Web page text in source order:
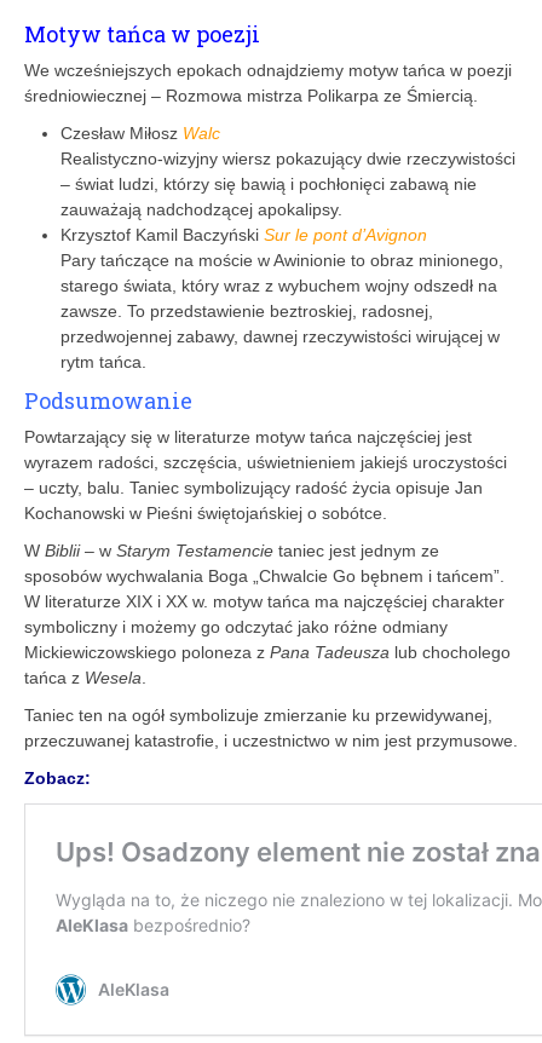
Motyw tańca w poezji
We wcześniejszych epokach odnajdziemy motyw tańca w poezji
średniowiecznej – Rozmowa mistrza Polikarpa ze Śmiercią.
Czesław Miłosz Walc
Realistyczno-wizyjny wiersz pokazujący dwie rzeczywistości
– świat ludzi, którzy się bawią i pochłonięci zabawą nie
zauważają nadchodzącej apokalipsy.
Krzysztof Kamil Baczyński Sur le pont d’Avignon
Pary tańczące na moście w Awinionie to obraz minionego,
starego świata, który wraz z wybuchem wojny odszedł na
zawsze. To przedstawienie beztroskiej, radosnej,
przedwojennej zabawy, dawnej rzeczywistości wirującej w
rytm tańca.
Podsumowanie
Powtarzający się w literaturze motyw tańca najczęś­ciej jest
wyrazem radości, szczęścia, uświetnieniem jakiejś uroczystości
– uczty, balu. Taniec symbolizujący radość życia opisuje Jan
Kochanowski w Pieśni świętojańskiej o sobótce.
W Biblii– w Starym Testamencie taniec jest jednym ze
sposobów wychwalania Boga „Chwalcie Go bębnem i tańcem”.
W literaturze XIX i XX w. motyw tańca ma najczęściej charakter
symboliczny i możemy go odczytać jako różne odmiany
Mickiewiczowskiego poloneza z Pana Tadeusza lub chocholego
tańca z Wesela
Taniec ten na ogół symbolizuje zmierzanie ku przewidywanej,
przeczuwanej katastrofie, i uczestnictwo w nim jest przymusowe.
Zobacz: